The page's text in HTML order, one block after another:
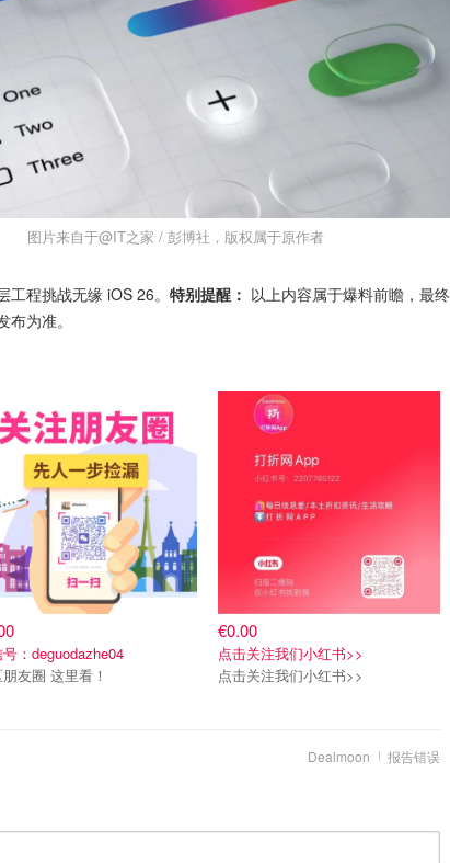
图片来自于@IT之家 / 彭博社，版权属于原作者
工程挑战无缘 iOS 26。 特别提醒： 以上内容属于爆料前瞻，最终
为准。
：deguodazhe04
友圈 这里看！
€0.00
点击关注我们小红书>>
点击关注我们小红书>>
报告错误
Dealmoon